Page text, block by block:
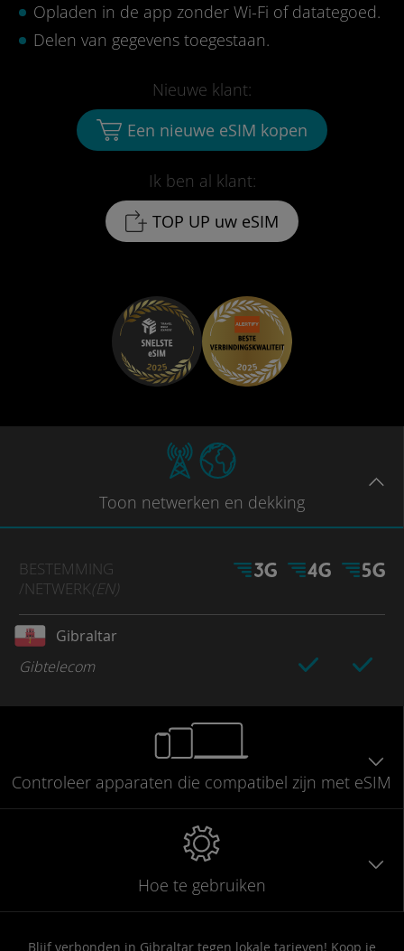
Opladen in de app zonder Wi-Fi of datategoed.
Delen van gegevens toegestaan.
Ik ben al klant:
TOP UP uw eSIM
Nieuwe klant:
Een nieuwe eSIM kopen
Toon netwerken en dekking
BESTEMMING
/NETWERK(EN)
Gibraltar
Gibtelecom
Controleer apparaten die compatibel zijn met eSIM
Hoe te gebruiken
Blijf verbonden in Gibraltar tegen lokale tarieven! Koop je